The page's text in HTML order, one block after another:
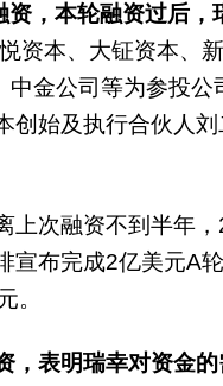
资，本轮融资过后，
资本、大钲资本、
中金公司等为参投公
创始及执行合伙人
上次融资不到半年
宣布完成2亿美元A
。
，表明瑞幸对资金